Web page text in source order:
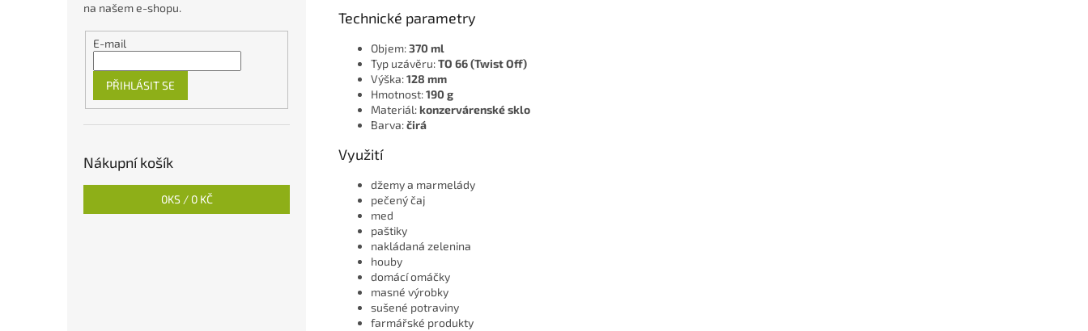
na našem e-shopu.
E-mail
PŘIHLÁSIT SE
Nákupní košík
0KS / 0 KČ
Technické parametry
Objem:370 ml
Typ uzávěru:TO 66 (Twist Off)
Výška:128 mm
Hmotnost:190 g
Materiál:konzervárenské sklo
Barva:čirá
Využití
džemy a marmelády
pečený čaj
med
paštiky
nakládaná zelenina
houby
domácí omáčky
masné výrobky
sušené potraviny
farmářské produkty